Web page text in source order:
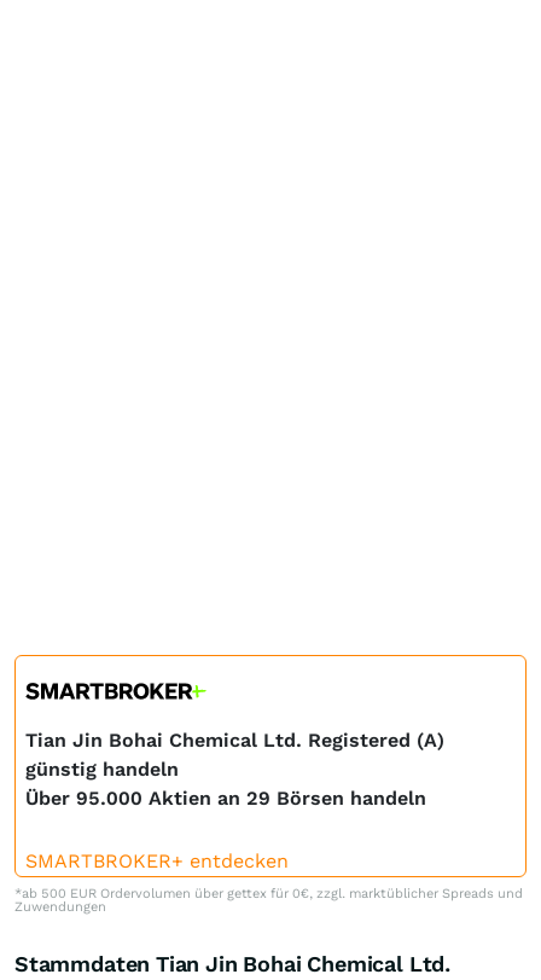
Tian Jin Bohai Chemical Ltd. Registered (A)
günstig handeln
Über 95.000 Aktien an 29 Börsen handeln
SMARTBROKER+ entdecken
*ab 500 EUR Ordervolumen über gettex für 0€, zzgl. marktüblicher Spreads und
Zuwendungen
Stammdaten Tian Jin Bohai Chemical Ltd.